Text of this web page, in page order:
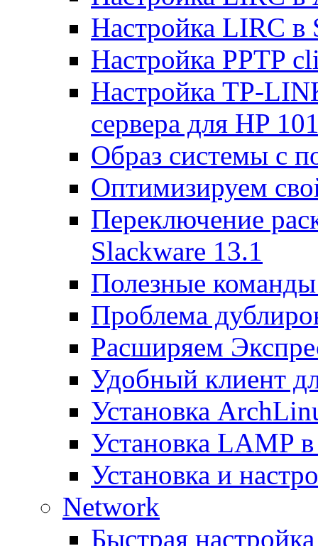
Настройка LIRC
Настройка PPTP
Настройка TP-
сервера для HP
Образ системы с
Оптимизируем
Переключение
Slackware 13.1
Полезные
Проблема
Расширяем
Удобный клиент
Установка
Установка LAMP
Установка и
Network
Быстрая